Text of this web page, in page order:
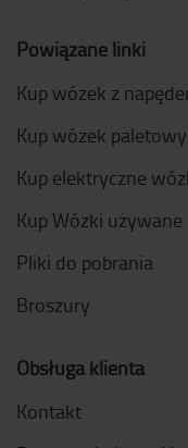
Powiązane linki
Kup wózek z
Kup wózek paletowy
Kup elektryczne
Kup Wózki używane
Pliki do pobrania
Broszury
Obsługa klienta
Kontakt